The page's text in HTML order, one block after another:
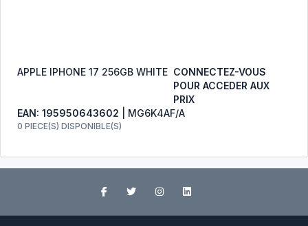
APPLE IPHONE 17 256GB WHITE CONNECTEZ-VOUS
POUR ACCEDER AUX
PRIX
EAN: 195950643602 | MG6K4AF/A
0 PIECE(S) DISPONIBLE(S)